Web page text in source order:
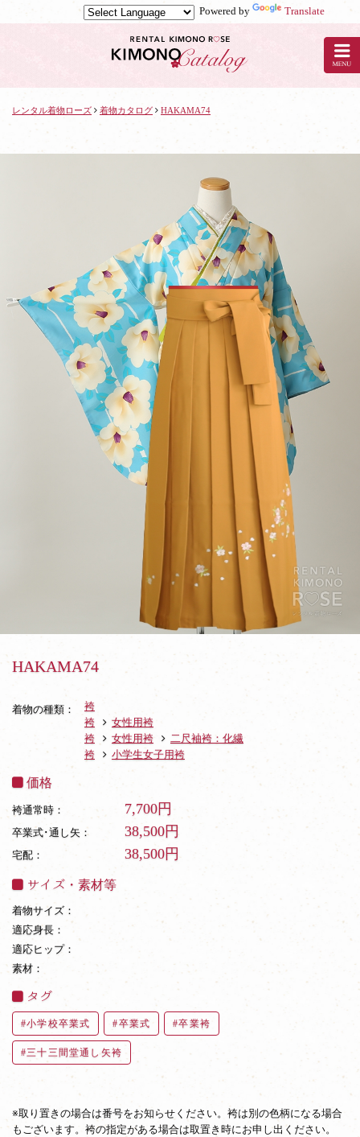
Powered by
Translate
ル
タ
HAKAMA74
レンタル着物ローズ 着物カタログ HAKAMA74
HAKAMA74
着物の種類：
袴
袴
女性用袴
袴
女性用袴
二尺袖袴：化繊
袴
小学生女子用袴
価格
袴通常時： 7,700円
卒業式･通し矢： 38,500円
宅配： 38,500円
サイズ・素材等
着物サイズ：
適応身長：
適応ヒップ：
素材：
タグ
小学校卒業式 卒業式 卒業袴
三十三間堂通し矢袴
※取り置きの場合は番号をお知らせください。袴は別の色柄になる場合
もございます。袴の指定がある場合は取置き時にお申し出ください。